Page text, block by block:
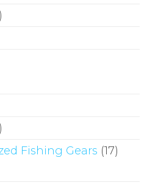
Fishing Gears (17)